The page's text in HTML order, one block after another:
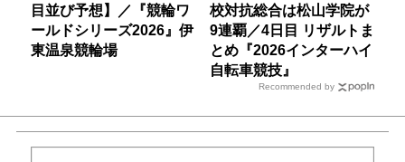
目並び予想】／『競輪ワ
ールドシリーズ2026』伊
東温泉競輪場
校対抗総合は松山学院が
9連覇／4日目 リザルトま
とめ『2026インターハイ
自転車競技』
Recommended by